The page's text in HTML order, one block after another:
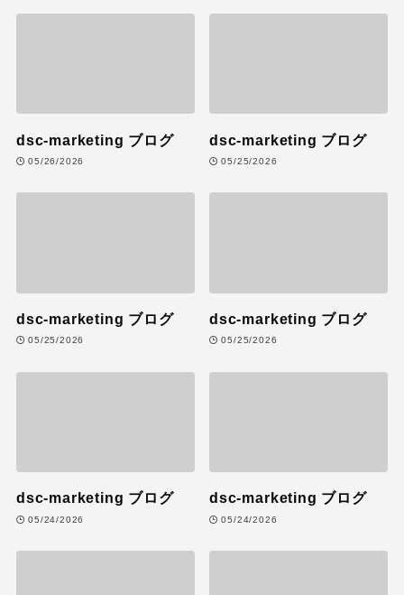
dsc-marketing ブログ
05/26/2026
dsc-marketing ブログ
05/25/2026
dsc-marketing ブログ
05/25/2026
dsc-marketing ブログ
05/25/2026
dsc-marketing ブログ
05/24/2026
dsc-marketing ブログ
05/24/2026